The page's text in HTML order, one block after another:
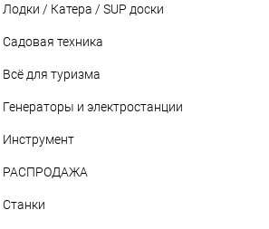
Лодки / Катера / SUP доски
Садовая техника
Всё для туризма
Генераторы и электростанции
Инструмент
РАСПРОДАЖА
Станки